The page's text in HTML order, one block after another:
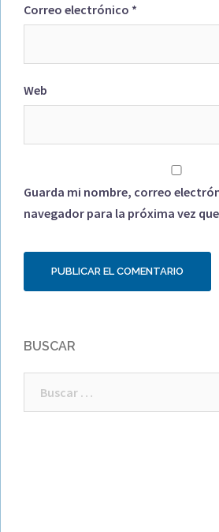
Correo electrónico *
Web
Guarda mi nombre, correo
navegador para la próxima vez
BUSCAR